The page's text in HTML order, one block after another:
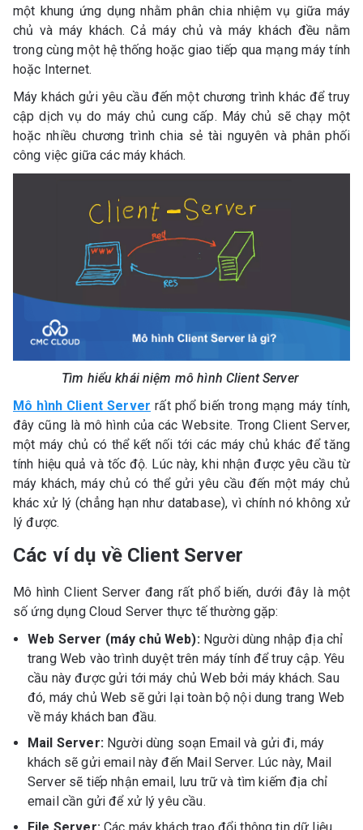
một khung ứng dụng nhằm phân chia nhiệm vụ giữa máy
chủ và máy khách. Cả máy chủ và máy khách đều nằm
trong cùng một hệ thống hoặc giao tiếp qua mạng máy tính
hoặc Internet.
Máy khách gửi yêu cầu đến một chương trình khác để truy
cập dịch vụ do máy chủ cung cấp. Máy chủ sẽ chạy một
hoặc nhiều chương trình chia sẻ tài nguyên và phân phối
công việc giữa các máy khách.
Tìm hiểu khái niệm mô hình Client Server
Mô hình Client Server rất phổ biến trong mạng máy tính,
đây cũng là mô hình của các Website. Trong Client Server,
một máy chủ có thể kết nối tới các máy chủ khác để tăng
tính hiệu quả và tốc độ. Lúc này, khi nhận được yêu cầu từ
máy khách, máy chủ có thể gửi yêu cầu đến một máy chủ
khác xử lý (chẳng hạn như database), vì chính nó không xử
lý được.
Các ví dụ về Client Server
Mô hình Client Server đang rất phổ biến, dưới đây là một
số ứng dụng Cloud Server thực tế thường gặp:
Web Server (máy chủ Web): Người dùng nhập địa chỉ
trang Web vào trình duyệt trên máy tính để truy cập. Yêu
cầu này được gửi tới máy chủ Web bởi máy khách. Sau
đó, máy chủ Web sẽ gửi lại toàn bộ nội dung trang Web
về máy khách ban đầu.
Mail Server: Người dùng soạn Email và gửi đi, máy
khách sẽ gửi email này đến Mail Server. Lúc này, Mail
Server sẽ tiếp nhận email, lưu trữ và tìm kiếm địa chỉ
email cần gửi để xử lý yêu cầu.